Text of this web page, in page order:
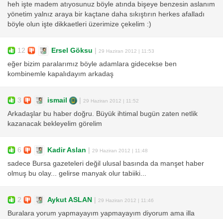
heh işte madem atıyosunuz böyle atında bişeye benzesin aslanım
yönetim yalnız araya bir kaçtane daha sıkıştırın herkes afalladı
böyle olun işte dikkaetleri üzerimize çekelim :)
12 Ersel Göksu | 29 Haziran 2012 | 11:53
eğer bizim paralarımız böyle adamlara gidecekse ben
kombinemle kapalıdayım arkadaş
3 ismail | 29 Haziran 2012 | 11:52
Arkadaşlar bu haber doğru. Büyük ihtimal bugün zaten netlik
kazanacak bekleyelim görelim
6 Kadir Aslan | 29 Haziran 2012 | 11:48
sadece Bursa gazeteleri değil ulusal basında da manşet haber
olmuş bu olay... gelirse manyak olur tabiiki...
2 Aykut ASLAN | 29 Haziran 2012 | 11:46
Buralara yorum yapmayayım yapmayayım diyorum ama illa